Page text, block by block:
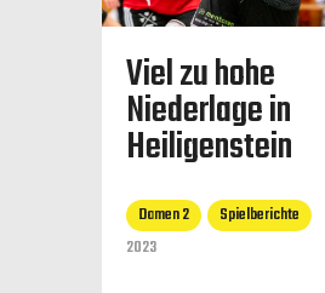
Galerie
Tickets
Kontakt
Viel zu hohe
Niederlage in
Heiligenstein
Damen 2 Spielberichte
2023